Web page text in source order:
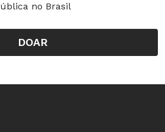
no Brasil
DOAR